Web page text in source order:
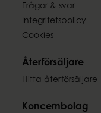
Frågor & svar
Integritetspolicy
Cookies
Återförsäljare
Hitta återförsäljare
Koncernbolag